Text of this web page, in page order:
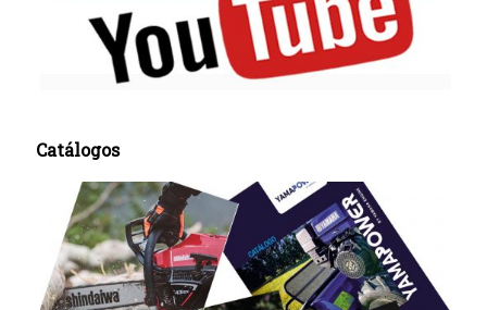
Catálogos